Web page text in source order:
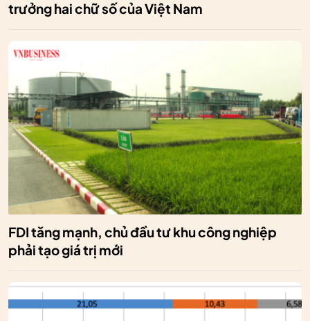
trưởng hai chữ số của Việt Nam
FDI tăng mạnh, chủ đầu tư khu công nghiệp
phải tạo giá trị mới